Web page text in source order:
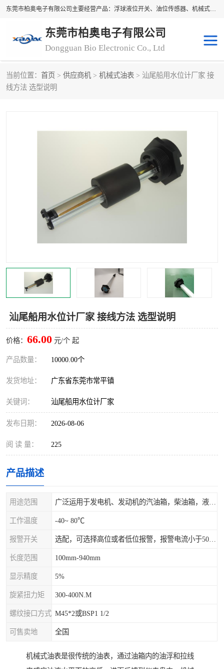
东莞市柏奥电子有限公司主要经营产品：浮球液位开关、油位传感器、机械式油表、浮球液位计、水位控制浮球阀、料位开关，水流开关、油水位控制配套仪表等。柏奥电子，您可信赖的合作伙伴
东莞市柏奥电子有限公司
Dongguan Bio Electronic Co., Ltd
当前位置： 首页 > 供应商机 > 机械式油表 > 汕尾船用水位计厂家 接
线方法 选型说明
汕尾船用水位计厂家 接线方法 选型说明
价格： 66.00 元/个 起
产品数量： 10000.00个
发货地址： 广东省东莞市常平镇
关键词： 汕尾船用水位计厂家
发布日期： 2026-08-06
阅 读 量： 225
产品描述
用途范围
工作温度 -40~ 80℃
报警开关
长度范围 100mm-940mm
显示精度 5%
旋紧扭力矩 300-400N.M
螺纹接口方式 M45*2或BSP1 1/2
可售卖地 全国
机械式油表是很传统的油表，通过油箱内的油浮和拉线
浮球液位开关
浮球阀
转速表